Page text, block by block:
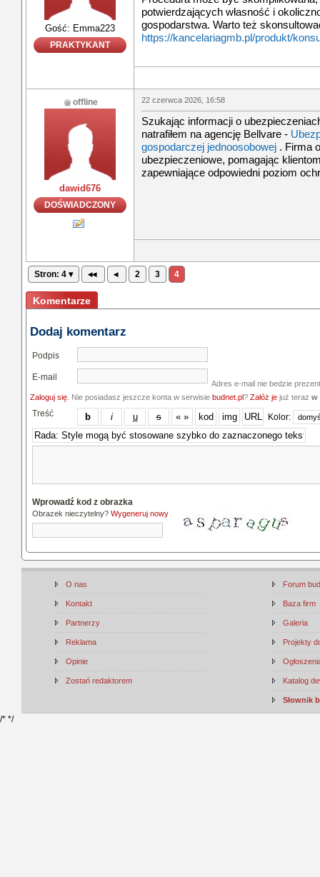
Gość: Emma223
PRAKTYKANT
potwierdzających własność i
gospodarstwa. Warto też
https://kancelariagmb.pl/produkt/
offline
dawid676
DOŚWIADCZONY
22 czerwca 2026, 16:58
Szukając informacji o
natrafiłem na agencję Bellvare -
gospodarczej jednoosobowej . Firma
ubezpieczeniowe, pomagając
zapewniające odpowiedni poziom
Stron: 4 ▾ ◂◂ ◂ 2 3 4
Komentarze
Dodaj komentarz
Podpis
E-mail
Adres e-mail nie bedzie
Zaloguj się . Nie posiadasz jeszcze konta w serwisie budnet.pl? Załóż je już teraz w
Treść Kolor:
Wprowadź kod z obrazka
Obrazek nieczytelny? Wygeneruj nowy
O nas
Kontakt
Partnerzy
Reklama
Opinie
Zostań redaktorem
Forum
Baza firm
Galeria
Projekty
Katalog
Słownik
/* */